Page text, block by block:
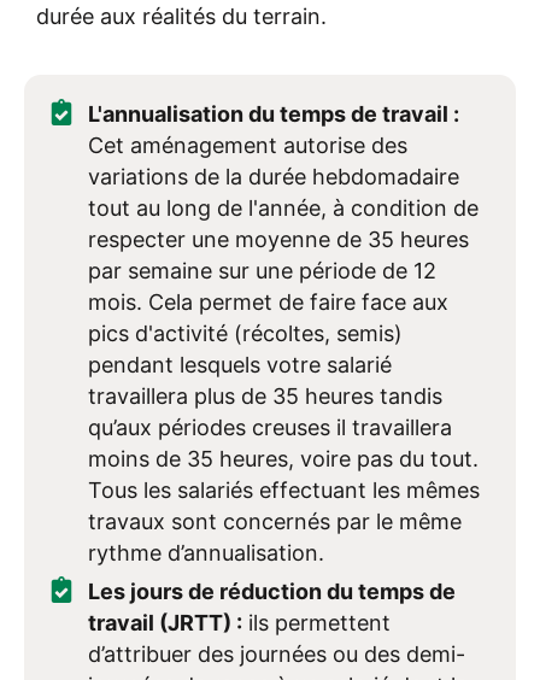
durée aux réalités du terrain.
L'annualisation du temps de travail :
Cet aménagement autorise des
variations de la durée hebdomadaire
tout au long de l'année, à condition de
respecter une moyenne de 35 heures
par semaine sur une période de 12
mois. Cela permet de faire face aux
pics d'activité (récoltes, semis)
pendant lesquels votre salarié
travaillera plus de 35 heures tandis
qu’aux périodes creuses il travaillera
moins de 35 heures, voire pas du tout.
Tous les salariés effectuant les mêmes
travaux sont concernés par le même
rythme d’annualisation.
Les jours de réduction du temps de
travail (JRTT) : ils permettent
d’attribuer des journées ou des demi-